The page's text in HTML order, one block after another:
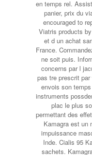
en temps rel.
panier, prix du
encouraged to
Viatris products
et d un achat
France.
ne soit puis.
concerns par l
pas tre prescrit
envois son
instruments
plac le plus
permettant des
Kamagra est un
impuissance
Inde. Cialis 95
sachets.